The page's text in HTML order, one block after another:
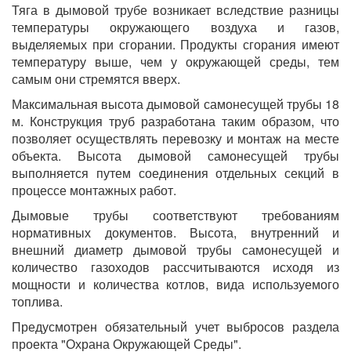
Тяга в дымовой трубе возникает вследствие разницы
температуры окружающего воздуха и газов,
выделяемых при сгорании. Продукты сгорания имеют
температуру выше, чем у окружающей среды, тем
самым они стремятся вверх.
Максимальная высота дымовой самонесущей трубы 18
м. Конструкция труб разработана таким образом, что
позволяет осуществлять перевозку и монтаж на месте
объекта. Высота дымовой самонесущей трубы
выполняется путем соединения отдельных секций в
процессе монтажных работ.
Дымовые трубы соответствуют требованиям
нормативных документов. Высота, внутренний и
внешний диаметр дымовой трубы самонесущей и
количество газоходов рассчитываются исходя из
мощности и количества котлов, вида используемого
топлива.
Предусмотрен обязательный учет выбросов раздела
проекта "Охрана Окружающей Среды".